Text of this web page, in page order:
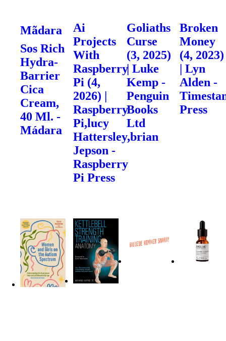
Mãdara
Sos Rich
Hydra-
Barrier
Cica
Cream,
40 Ml. -
Mádara
Ai
Projects
With
Raspberry
Pi (4,
2026) |
Raspberry
Pi,lucy
Hattersley,brian
Jepson -
Raspberry
Pi Press
Goliaths
Curse
(3, 2025)
| Luke
Kemp -
Penguin
Books
Ltd
Broken
Money
(4, 2023)
| Lyn
Alden -
Press